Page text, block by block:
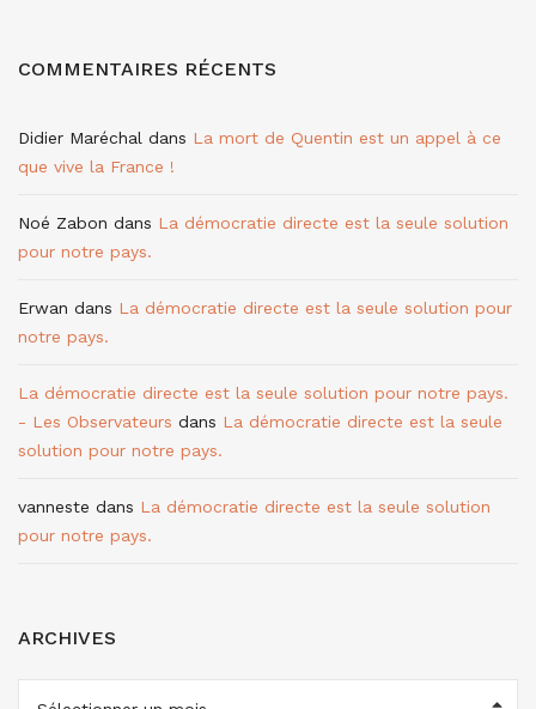
COMMENTAIRES RÉCENTS
Didier Maréchal dans La mort de Quentin est un appel à ce
que vive la France !
Noé Zabon dans La démocratie directe est la seule solution
pour notre pays.
Erwan dans La démocratie directe est la seule solution pour
notre pays.
La démocratie directe est la seule solution pour notre pays.
- Les Observateurs dans La démocratie directe est la seule
solution pour notre pays.
vanneste dans La démocratie directe est la seule solution
pour notre pays.
ARCHIVES
ARCHIVES